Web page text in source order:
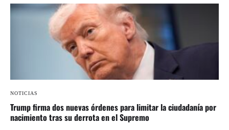
NOTICIAS
Trump firma dos nuevas órdenes para limitar la ciudadanía por
nacimiento tras su derrota en el Supremo